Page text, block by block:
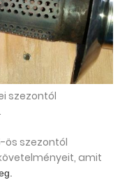
szezontól
ös szezontól
amit